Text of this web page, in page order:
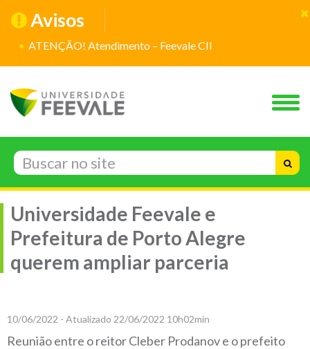
Avisos
ATENÇÃO! Atendimento – Feevale CII
Universidade Feevale e
Prefeitura de Porto Alegre
querem ampliar parceria
10/06/2022 - Atualizado 22/06/2022 10h02min
Reunião entre o reitor Cleber Prodanov e o prefeito